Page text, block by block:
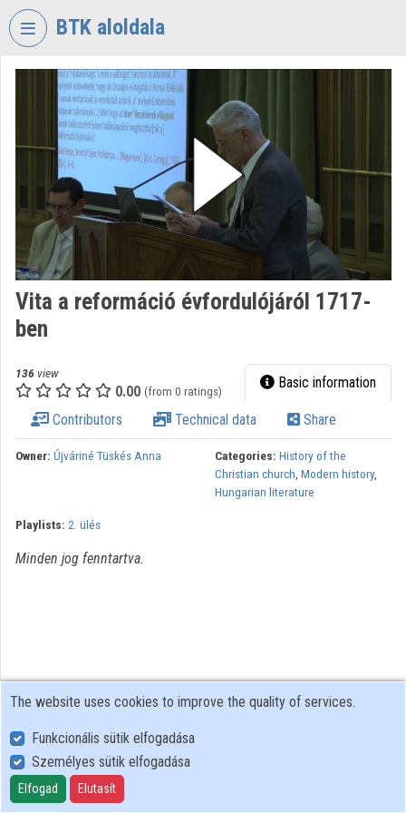
Skip header
BTK aloldala
VIDEOTORIUM
RESEARCH
CENTRE
HUMANTITIES
Organization home
Organization discovery
Categories
Organizations
Vita a reformáció évfordulójáról 1717-
ben
136 view
0.00 (from 0 ratings) Basic information
Contributors Technical data Share
Owner: Újváriné Tüskés Anna Categories: History of the
Christian church, Modern history,
Hungarian literature
Playlists: 2. ülés
Minden jog fenntartva.
User Policy
Adatkezelési tájékoztató (en)
Cookie Policy
The website uses cookies to improve the quality of services.
Funkcionális sütik elfogadása
Személyes sütik elfogadása
Elfogad Elutasít